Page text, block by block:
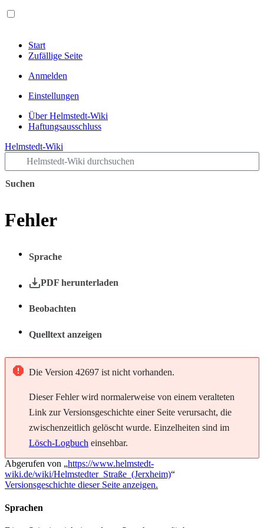
Start
Zufällige Seite
Anmelden
Einstellungen
Über Helmstedt-Wiki
Haftungsausschluss
Helmstedt-Wiki
Suchen
Fehler
Sprache
PDF herunterladen
Beobachten
Quelltext anzeigen
Die Version 42697 ist nicht vorhanden.
Dieser Fehler wird normalerweise von einem veralteten
Link zur Versionsgeschichte einer Seite verursacht, die
zwischenzeitlich gelöscht wurde. Einzelheiten sind im
Lösch-Logbuch einsehbar.
Abgerufen von „https://www.helmstedt-
wiki.de/wiki/Helmstedter_Straße_(Jerxheim)“
Versionsgeschichte dieser Seite anzeigen.
Sprachen